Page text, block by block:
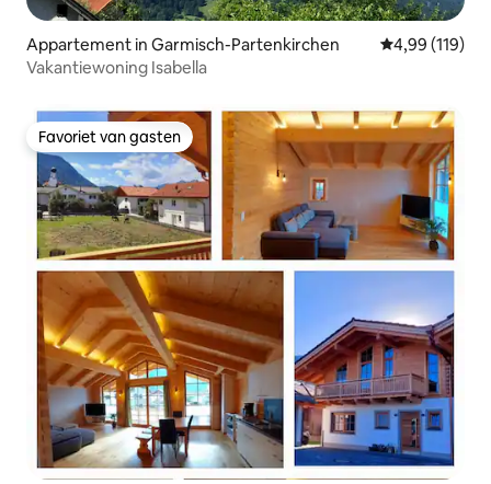
Appartement in Garmisch-Partenkirchen Gemiddelde
4,99 (119)
Vakantiewoning Isabella
Favoriet van gasten
Favoriet van gasten